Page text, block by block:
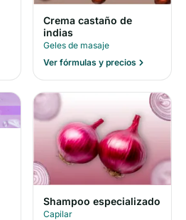
Crema castaño de
indias
Geles de masaje
Ver fórmulas y precios
Shampoo especializado
Capilar